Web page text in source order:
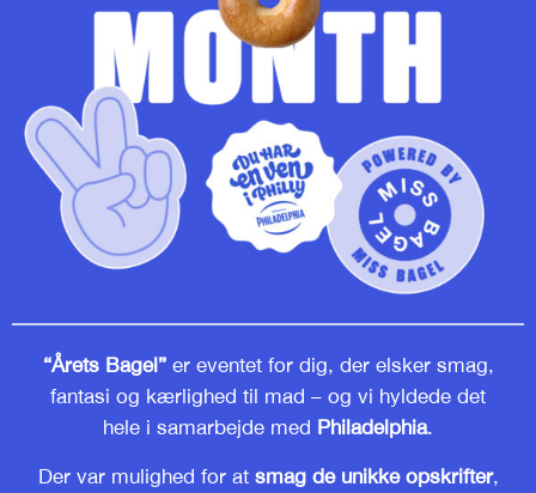
“Årets Bagel”er eventet for dig, der elsker smag,
fantasi og kærlighed til mad – og vi hyldede det
hele i samarbejde med Philadelphia.
Der var mulighed for at smag de unikke opskrifter,